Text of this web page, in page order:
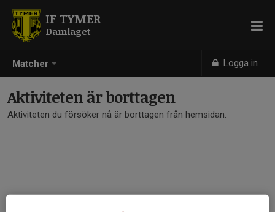
Matcher Logga in
IF TYMER
Damlaget
Aktiviteten är borttagen
Aktiviteten du försöker nå är borttagen från hemsidan.